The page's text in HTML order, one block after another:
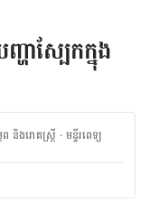
ហាស្បែកក្នុង
និងរោគស្ត្រី ·ម​ន្ទីរពេទ្យ